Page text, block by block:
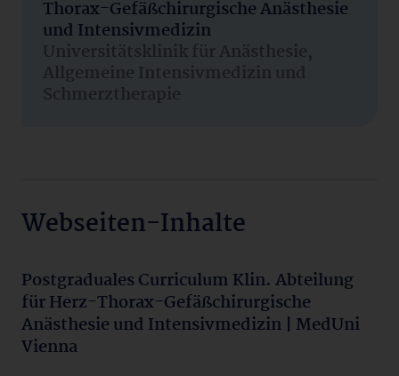
Thorax-Gefäßchirurgische Anästhesie
und Intensivmedizin
Universitätsklinik für Anästhesie,
Allgemeine Intensivmedizin und
Schmerztherapie
Webseiten-Inhalte
Postgraduales Curriculum Klin. Abteilung
für Herz-Thorax-Gefäßchirurgische
Anästhesie und Intensivmedizin | MedUni
Vienna